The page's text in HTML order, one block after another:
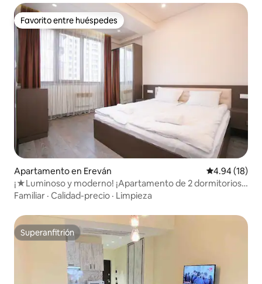
Favorito entre huéspedes
Favorito entre huéspedes
Apartamento en Ereván Calificación
4.94 (18)
¡★Luminoso y moderno! ¡Apartamento de 2 dormitorios
en edificio nuevo!★
Familiar · Calidad-precio · Limpieza
Superanfitrión
Superanfitrión